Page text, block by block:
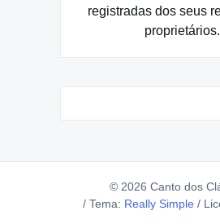
registradas dos seus
proprietários.
© 2026 Canto dos
/ Tema: Really Simple /